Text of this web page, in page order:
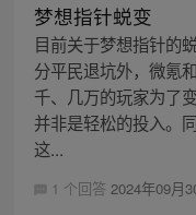
梦想指针蜕变
目前关于梦想指针的
分平民退坑外，微氪
千、几万的玩家为了
并非是轻松的投入。
这...
1 个回答 2024年09月